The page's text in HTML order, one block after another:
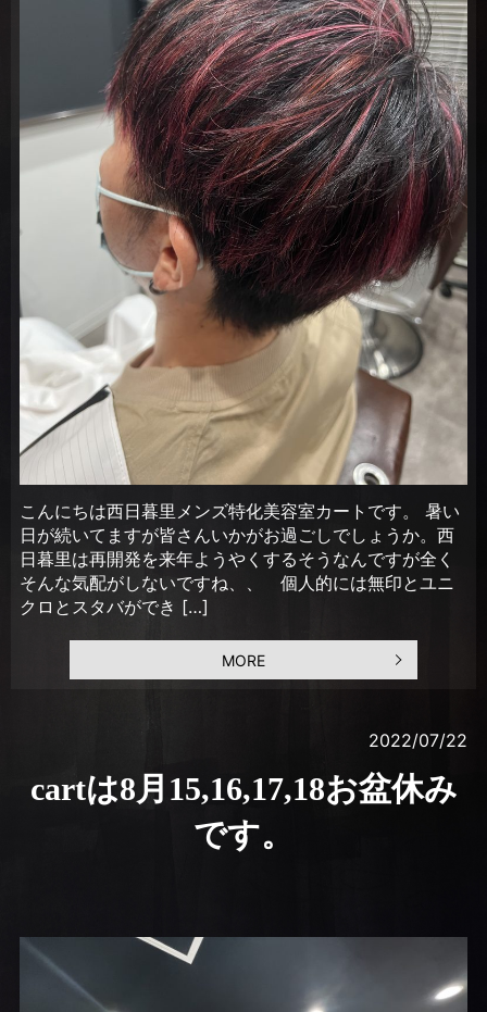
こんにちは西日暮里メンズ特化美容室カートです。 暑い
日が続いてますが皆さんいかがお過ごしでしょうか。西
日暮里は再開発を来年ようやくするそうなんですが全く
そんな気配がしないですね、、 個人的には無印とユニ
クロとスタバができ […]
MORE
2022/07/22
cartは8月15,16,17,18お盆休み
です。